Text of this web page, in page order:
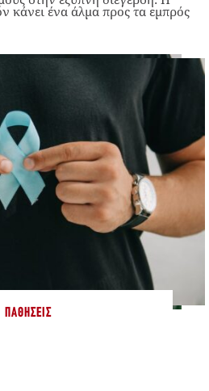
κάνει ένα άλμα προς τα εμπρός
ΠΑΘΉΣΕΙΣ